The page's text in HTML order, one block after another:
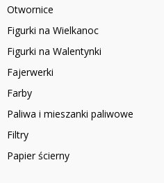
Otwornice
Figurki na Wielkanoc
Figurki na Walentynki
Fajerwerki
Farby
Paliwa i mieszanki paliwowe
Filtry
Papier ścierny